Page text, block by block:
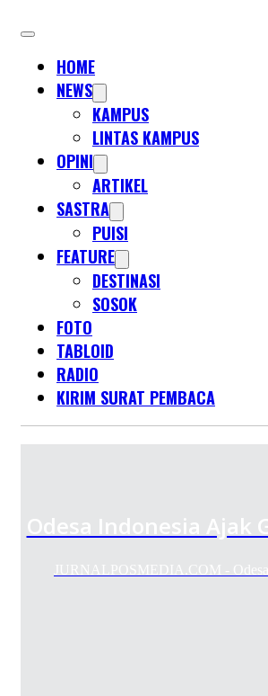
HOME
NEWS
KAMPUS
LINTAS KAMPUS
OPINI
ARTIKEL
SASTRA
PUISI
FEATURE
DESTINASI
SOSOK
FOTO
TABLOID
RADIO
KIRIM SURAT PEMBACA
Odesa Indonesia Ajak
JURNALPOSMEDIA.COM -